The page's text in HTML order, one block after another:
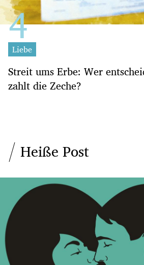
Liebe
Streit ums Erbe: Wer
zahlt die Zeche?
Heiße Post